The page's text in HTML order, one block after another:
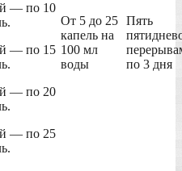
— по 10
— по 15
— по 20
— по 25
От 5 до 25
капель на
100 мл
воды
Пять
по 3 дня